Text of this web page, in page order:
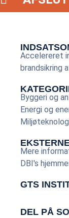
Accelereret
brandsikring
Byggeri og
Energi og
Mere
DBI's
GTS
DEL PÅ